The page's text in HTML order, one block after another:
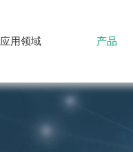
应用领域 产品